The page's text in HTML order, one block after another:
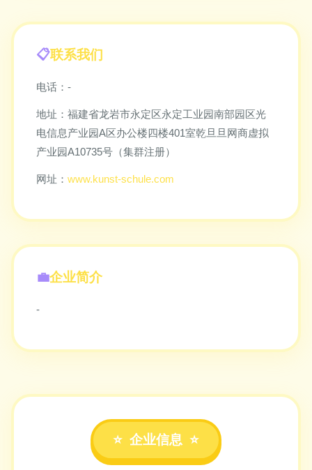
联系我们
电话：-
地址：福建省龙岩市永定区永定工业园南部园区光
电信息产业园A区办公楼四楼401室乾旦旦网商虚拟
产业园A10735号（集群注册）
网址： www.kunst-schule.com
企业简介
-
企业信息